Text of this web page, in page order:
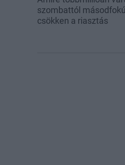
szombattól
csökken a riasztás